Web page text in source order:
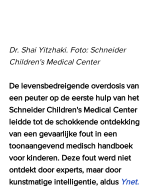
Dr. Shai Yitzhaki. Foto: Schneider
Children's Medical Center
De levensbedreigende overdosis van
een peuter op de eerste hulp van het
Schneider Children's Medical Center
leidde tot de schokkende ontdekking
van een gevaarlijke fout in een
toonaangevend medisch handboek
voor kinderen. Deze fout werd niet
ontdekt door experts, maar door
kunstmatige intelligentie, aldus Ynet.